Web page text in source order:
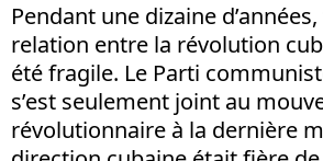
Pendant une dizaine
relation entre la révolution
été fragile. Le Parti
s’est seulement joint au
révolutionnaire à la dernière